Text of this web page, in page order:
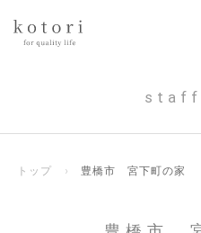
staff
トップ › 豊橋市 宮下町の家